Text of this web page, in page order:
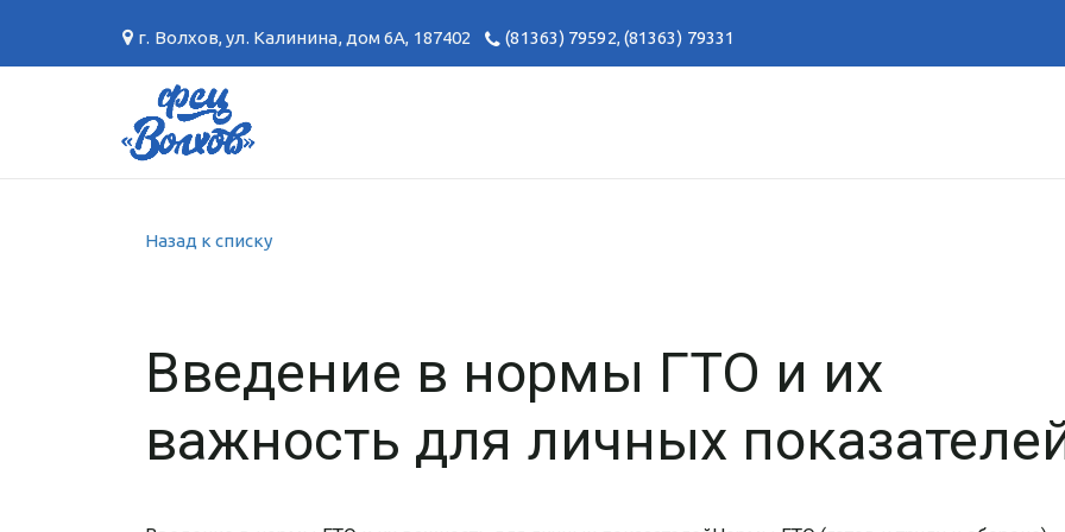
г. Волхов,ул. Калинина, дом 6А, 187402 (81363) 79592,(81363) 79331
Назад к списку
Введение в нормы ГТО и их
важность для личных